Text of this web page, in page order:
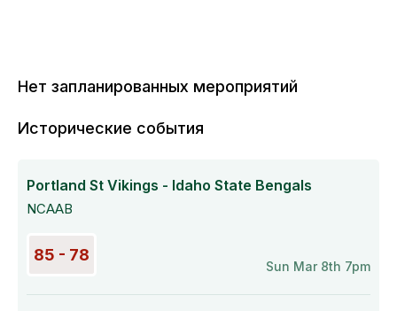
Нет запланированных мероприятий
Исторические события
Portland St Vikings - Idaho State Bengals
NCAAB
85 - 78
Sun Mar 8th 7pm